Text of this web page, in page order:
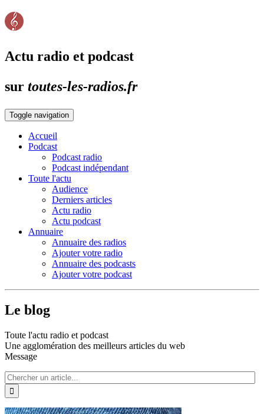
Actu radio et podcast
sur toutes-les-radios.fr
Toggle navigation
Accueil
Podcast
Podcast radio
Podcast indépendant
Toute l'actu
Audience
Derniers articles
Actu radio
Actu podcast
Annuaire
Annuaire des radios
Ajouter votre radio
Annuaire des podcasts
Ajouter votre podcast
Le blog
Toute l'actu radio et podcast
Une agglomération des meilleurs articles du web
Message